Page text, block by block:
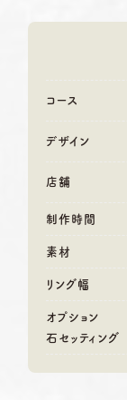
コース
デザイン
店舗
制作時間
素材
リング幅
オプション
石セッティング